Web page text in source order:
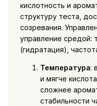
кислотность и
структуру теста,
созревания.
управление средой:
(гидратация),
Температура:
и мягче
сложнее
стабильности